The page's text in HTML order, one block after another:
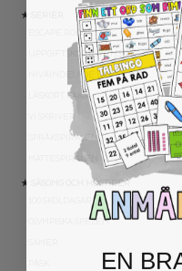
★ SERIER
ESCAPE ROOMS
UPPGIFTSKORT SVENSKA
NIVÅINDELADE LÄSTEXTER
LÄSKORT FAKTA
VI SKRIVER
SPRÅKSPIRALEN
MATTESPIRALEN
★ SÄSONG OCH HÖGTIDER
OLYMPISKA SPELEN
EN